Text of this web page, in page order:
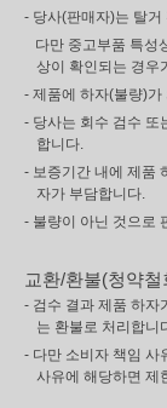
- 당사(판매자)는 탈
다만 중고부품 특성
상이 확인되는 경우
- 제품에 하자(불량)
- 당사는 회수 검수 또
합니다.
- 보증기간 내에 제품
자가 부담합니다.
- 불량이 아닌 것으로
교환/환불(청약철
- 검수 결과 제품 하자
는 환불로 처리합니
- 다만 소비자 책임 사
사유에 해당하면 제